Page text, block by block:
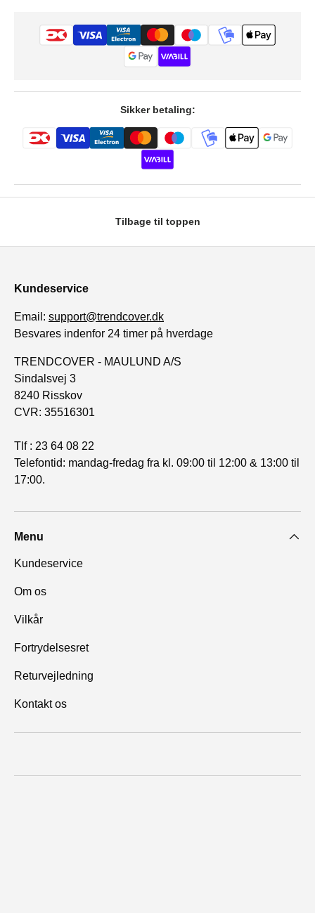
Sikker betaling:
Tilbage til toppen
Kundeservice
Email: support@trendcover.dk
Besvares indenfor 24 timer på hverdage
TRENDCOVER - MAULUND A/S
Sindalsvej 3
8240 Risskov
CVR: 35516301
Tlf : 23 64 08 22
Telefontid: mandag-fredag fra kl. 09:00 til 12:00 & 13:00 til
17:00.
Menu
Kundeservice
Om os
Vilkår
Fortrydelsesret
Returvejledning
Kontakt os